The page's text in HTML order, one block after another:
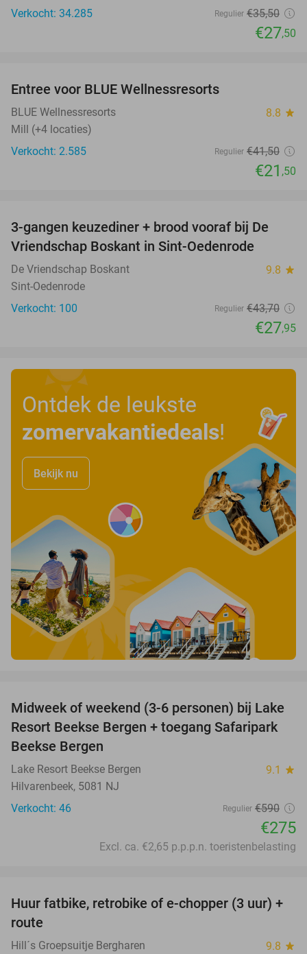
Verkocht: 34.285 Regulier €35,50
€27,50
Entree voor BLUE Wellnessresorts
BLUE Wellnessresorts 8.8 star
Mill (+4 locaties)
Verkocht: 2.585
Regulier €41,50
€21 ,50
36%
3-gangen keuzediner + brood vooraf bij De
Vriendschap Boskant in Sint-Oedenrode
De Vriendschap Boskant 9.8 star
Sint-Oedenrode
Verkocht: 100
Regulier €43,70
€27,95
Ontdek de leukste
zomervakantiedeals!
Bekijk nu
53%
Midweek of weekend (3-6 personen) bij Lake
Resort Beekse Bergen + toegang Safaripark
Beekse Bergen
Lake Resort Beekse Bergen 9.1 star
Hilvarenbeek, 5081 NJ
Verkocht: 46
Regulier €590
€275
Excl. ca. €2,65 p.p.p.n. toeristenbelasting
35%
Huur fatbike, retrobike of e-chopper (3 uur) +
route
Hill´s Groepsuitje Bergharen 9.8 star